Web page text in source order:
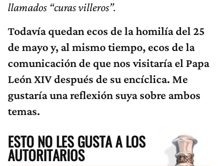
llamados “curas villeros”.
Todavía quedan ecos de la homilía del 25
de mayo y, al mismo tiempo, ecos de la
comunicación de que nos visitaría el Papa
León XIV después de su encíclica. Me
gustaría una reflexión suya sobre ambos
temas.
ESTO NO LES GUSTA A LOS
AUTORITARIOS